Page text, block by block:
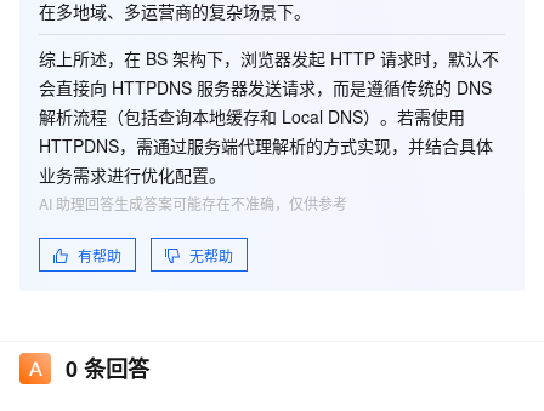
在多地域、多运营商的复杂场景下。
综上所述，在 BS 架构下，浏览器发起 HTTP 请求时，默认不
会直接向 HTTPDNS 服务器发送请求，而是遵循传统的 DNS
解析流程（包括查询本地缓存和 Local DNS）。若需使用
HTTPDNS，需通过服务端代理解析的方式实现，并结合具体
业务需求进行优化配置。
有帮助 无帮助
AI 助理回答生成答案可能存在不准确，仅供参考
0条回答